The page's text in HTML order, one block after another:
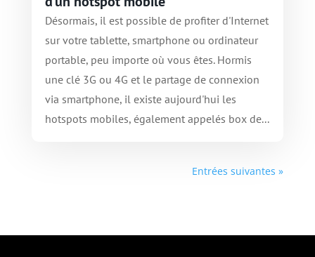
Désormais, il est possible de profiter d'Internet
sur votre tablette, smartphone ou ordinateur
portable, peu importe où vous êtes. Hormis
une clé 3G ou 4G et le partage de connexion
via smartphone, il existe aujourd'hui les
hotspots mobiles, également appelés box de...
Entrées suivantes »